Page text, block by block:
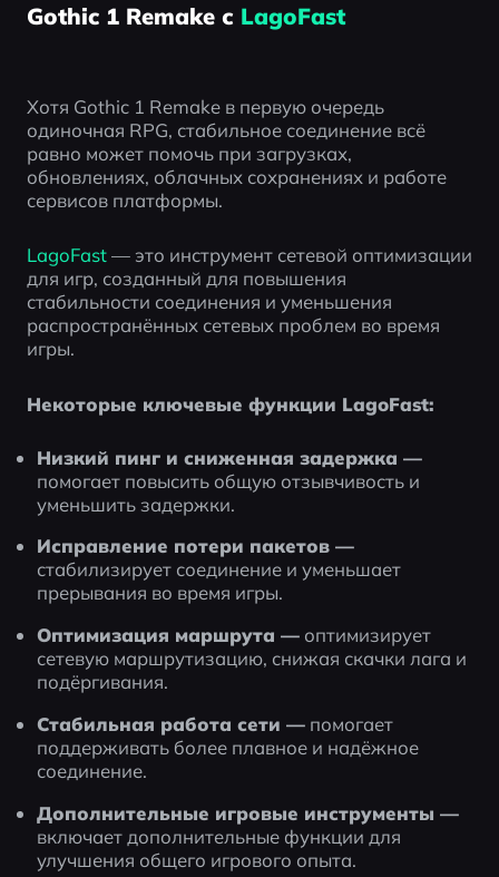
Gothic 1 Remake с LagoFast
Хотя Gothic 1 Remake в первую очередь
одиночная RPG, стабильное соединение всё
равно может помочь при загрузках,
обновлениях, облачных сохранениях и работе
сервисов платформы.
LagoFast — это инструмент сетевой оптимизации
для игр, созданный для повышения
стабильности соединения и уменьшения
распространённых сетевых проблем во время
игры.
Некоторые ключевые функции LagoFast:
Низкий пинг и сниженная задержка —
помогает повысить общую отзывчивость и
уменьшить задержки.
Исправление потери пакетов —
стабилизирует соединение и уменьшает
прерывания во время игры.
Оптимизация маршрута — оптимизирует
сетевую маршрутизацию, снижая скачки лага и
подёргивания.
Стабильная работа сети — помогает
поддерживать более плавное и надёжное
соединение.
Дополнительные игровые инструменты —
включает дополнительные функции для
улучшения общего игрового опыта.